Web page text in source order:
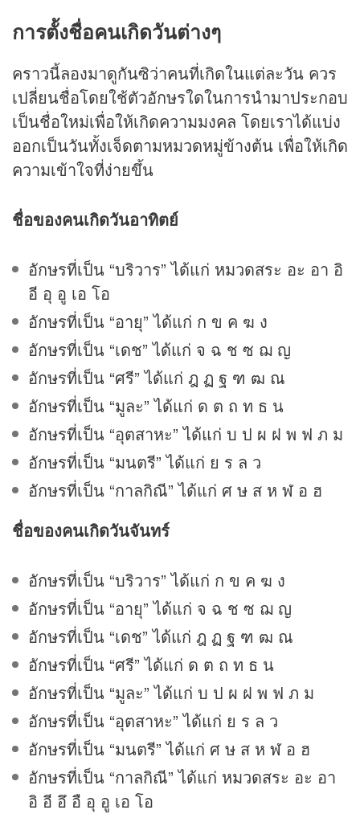
การตั้งชื่อคนเกิดวันต่างๆ
คราวนี้ลองมาดูกันซิว่าคนที่เกิดในแต่ละวัน ควร
เปลี่ยนชื่อโดยใช้ตัวอักษรใดในการนำมาประกอบ
เป็นชื่อใหม่เพื่อให้เกิดความมงคล โดยเราได้แบ่ง
ออกเป็นวันทั้งเจ็ดตามหมวดหมู่ข้างต้น เพื่อให้เกิด
ความเข้าใจที่ง่ายขึ้น
ชื่อของคนเกิดวันอาทิตย์
อักษรที่เป็น “บริวาร” ได้แก่ หมวดสระ อะ อา อิ
อี อุ อู เอ โอ
อักษรที่เป็น “อายุ” ได้แก่ ก ข ค ฆ ง
อักษรที่เป็น “เดช” ได้แก่ จ ฉ ช ซ ฌ ญ
อักษรที่เป็น “ศรี” ได้แก่ ฎ ฏ ฐ ฑ ฒ ณ
อักษรที่เป็น “มูละ” ได้แก่ ด ต ถ ท ธ น
อักษรที่เป็น “อุตสาหะ” ได้แก่ บ ป ผ ฝ พ ฟ ภ ม
อักษรที่เป็น “มนตรี” ได้แก่ ย ร ล ว
อักษรที่เป็น “กาลกิณี” ได้แก่ ศ ษ ส ห ฬ อ ฮ
ชื่อของคนเกิดวันจันทร์
อักษรที่เป็น “บริวาร” ได้แก่ ก ข ค ฆ ง
อักษรที่เป็น “อายุ” ได้แก่ จ ฉ ช ซ ฌ ญ
อักษรที่เป็น “เดช” ได้แก่ ฎ ฏ ฐ ฑ ฒ ณ
อักษรที่เป็น “ศรี” ได้แก่ ด ต ถ ท ธ น
อักษรที่เป็น “มูละ” ได้แก่ บ ป ผ ฝ พ ฟ ภ ม
อักษรที่เป็น “อุตสาหะ” ได้แก่ ย ร ล ว
อักษรที่เป็น “มนตรี” ได้แก่ ศ ษ ส ห ฬ อ ฮ
อักษรที่เป็น “กาลกิณี” ได้แก่ หมวดสระ อะ อา
อิ อี อึ อื อุ อู เอ โอ